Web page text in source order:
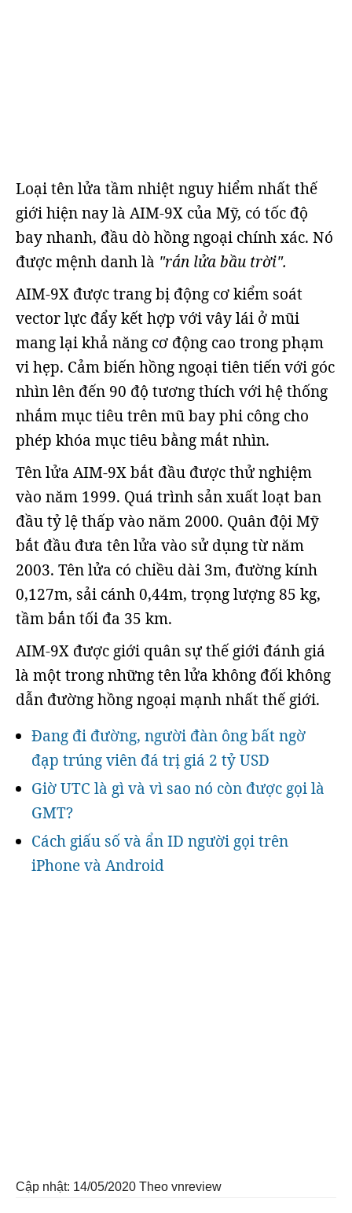
Loại tên lửa tầm nhiệt nguy hiểm nhất thế
giới hiện nay là AIM-9X của Mỹ, có tốc độ
bay nhanh, đầu dò hồng ngoại chính xác. Nó
được mệnh danh là "rắn lửa bầu trời".
AIM-9X được trang bị động cơ kiểm soát
vector lực đẩy kết hợp với vây lái ở mũi
mang lại khả năng cơ động cao trong phạm
vi hẹp. Cảm biến hồng ngoại tiên tiến với góc
nhìn lên đến 90 độ tương thích với hệ thống
nhắm mục tiêu trên mũ bay phi công cho
phép khóa mục tiêu bằng mắt nhìn.
Tên lửa AIM-9X bắt đầu được thử nghiệm
vào năm 1999. Quá trình sản xuất loạt ban
đầu tỷ lệ thấp vào năm 2000. Quân đội Mỹ
bắt đầu đưa tên lửa vào sử dụng từ năm
2003. Tên lửa có chiều dài 3m, đường kính
0,127m, sải cánh 0,44m, trọng lượng 85 kg,
tầm bắn tối đa 35 km.
AIM-9X được giới quân sự thế giới đánh giá
là một trong những tên lửa không đối không
dẫn đường hồng ngoại mạnh nhất thế giới.
Đang đi đường, người đàn ông bất ngờ
đạp trúng viên đá trị giá 2 tỷ USD
Giờ UTC là gì và vì sao nó còn được gọi là
GMT?
Cách giấu số và ẩn ID người gọi trên
iPhone và Android
Cập nhật: 14/05/2020 Theo vnreview